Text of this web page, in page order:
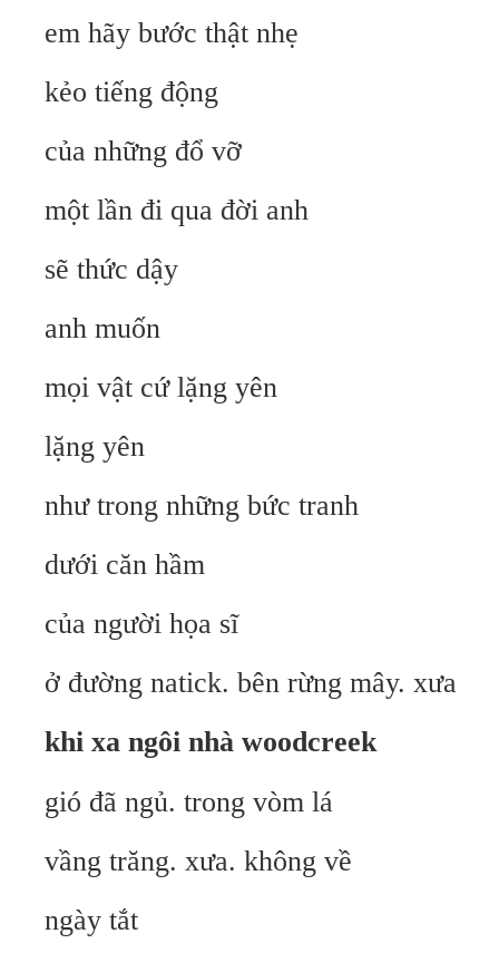
em hãy bước thật nhẹ
kẻo tiếng động
của những đổ vỡ
một lần đi qua đời anh
sẽ thức dậy
anh muốn
mọi vật cứ lặng yên
lặng yên
như trong những bức tranh
dưới căn hầm
của người họa sĩ
ở đường natick. bên rừng mây. xưa
khi xa ngôi nhà woodcreek
gió đã ngủ. trong vòm lá
vầng trăng. xưa. không về
ngày tắt